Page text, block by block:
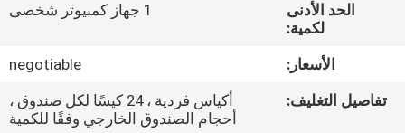
مراقبة
الجودة
الحد الأدنى
لكمية:
1 جهاز كمبيوتر شخصى
الأسعار:
negotiable
تفاصيل التغليف:
أكياس فردية ، 24 كيسًا لكل صندوق ،
أحجام الصندوق الخارجي وفقًا للكمية